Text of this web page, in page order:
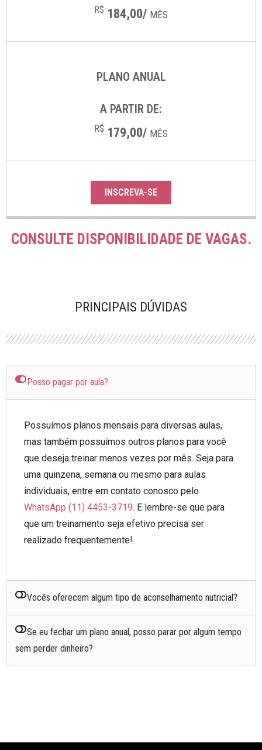
R$ 184,00/ MÊS
PLANO ANUAL
A PARTIR DE:
R$ 179,00/ MÊS
INSCREVA-SE
CONSULTE DISPONIBILIDADE DE VAGAS.
PRINCIPAIS DÚVIDAS
Posso pagar por aula?
Possuímos planos mensais para diversas aulas,
mas também possuímos outros planos para você
que deseja treinar menos vezes por mês. Seja para
uma quinzena, semana ou mesmo para aulas
individuais, entre em contato conosco pelo
WhatsApp (11) 4453-3719. E lembre-se que para
que um treinamento seja efetivo precisa ser
realizado frequentemente!
Vocês oferecem algum tipo de aconselhamento nutricial?
Se eu fechar um plano anual, posso parar por algum tempo
sem perder dinheiro?